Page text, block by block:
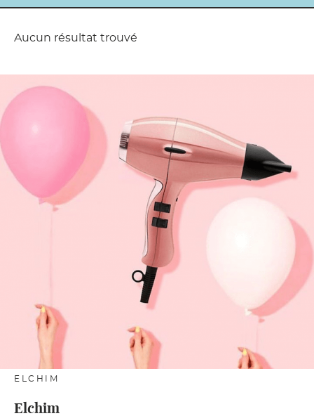
Aucun résultat trouvé
Elchim
ELCHIM